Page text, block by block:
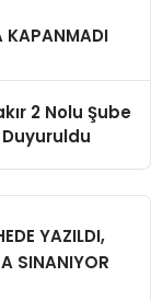
KAPANMADI
2 Nolu Şube
Duyuruldu
YAZILDI,
SINANIYOR